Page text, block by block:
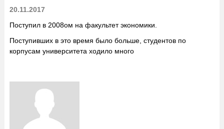
20.11.2017
Поступил в 2008ом на факультет экономики.
Поступивших в это время было больше, студентов по
корпусам университета ходило много